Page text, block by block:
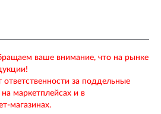
ваше внимание, что на рынке
ответственности за поддельные
маркетплейсах и в
магазинах.